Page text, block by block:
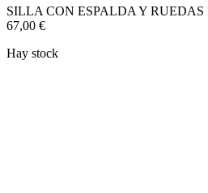
SILLA CON ESPALDA Y
67,00 €
Hay stock